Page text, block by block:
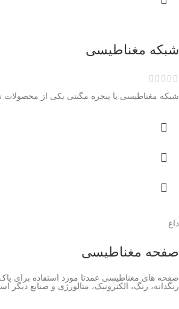
شبکه مغناطیسی
شبکه مغناطیسی یا پنجره مگنتی یکی از محصولات
داغ
صفحه مغناطیسی
صفحه های مغناطیسی عمدتا مورد استفاده برای
رنگدانه، رنگ، الکترونیک، متالورژی و صنایع دیگر